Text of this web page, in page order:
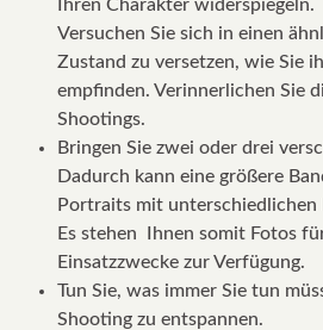
Ihren Charakter widerspiegeln.
Versuchen Sie sich in einen
Zustand zu versetzen, wie Sie
empfinden. Verinnerlichen Sie
Shootings.
Bringen Sie zwei oder drei
Dadurch kann eine größere
Portraits mit unterschiedlichen
Es stehen Ihnen somit Fotos
Einsatzzwecke zur Verfügung.
Tun Sie, was immer Sie tun
Shooting zu entspannen.